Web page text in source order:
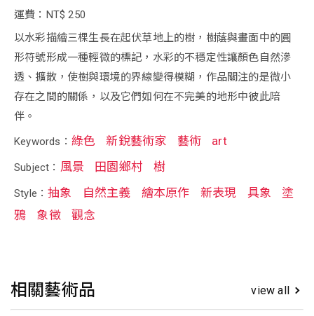
運費：NT$ 250
以水彩描繪三棵生長在起伏草地上的樹，樹蔭與畫面中的圓
形符號形成一種輕微的標記，水彩的不穩定性讓顏色自然滲
透、擴散，使樹與環境的界線變得模糊，作品關注的是微小
存在之間的關係，以及它們如何在不完美的地形中彼此陪
伴。
Keywords： 綠色 新銳藝術家 藝術 art
Subject： 風景 田園鄉村 樹
Style：抽象 自然主義 繪本原作 新表現 具象
塗
鴉
象徵 觀念
相關藝術品 view all